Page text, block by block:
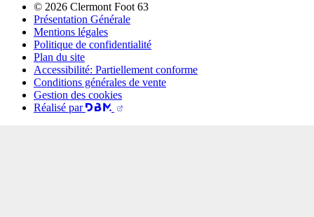
© 2026 Clermont Foot 63
Présentation Générale
Mentions légales
Politique de confidentialité
Plan du site
Accessibilité: Partiellement conforme
Conditions générales de vente
Gestion des cookies
Réalisé par